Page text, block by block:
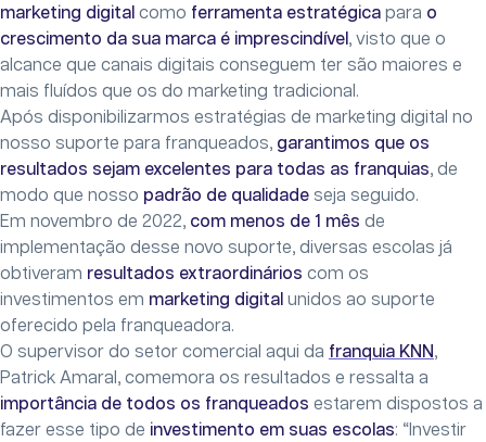
marketing digital como ferramenta estratégica para o
crescimento da sua marca é imprescindível , visto que o
alcance que canais digitais conseguem ter são maiores e
mais fluídos que os do marketing tradicional.
Após disponibilizarmos estratégias de marketing digital no
nosso suporte para franqueados, garantimos que os
resultados sejam excelentes para todas as franquias, de
modo que nosso padrão de qualidade seja seguido.
Em novembro de 2022, com menos de 1 mês de
implementação desse novo suporte, diversas escolas já
obtiveram resultados extraordinários com os
investimentos em marketing digital unidos ao suporte
oferecido pela franqueadora.
O supervisor do setor comercial aqui da franquia KNN,
Patrick Amaral, comemora os resultados e ressalta a
importância de todos os franqueados estarem dispostos a
fazer esse tipo de investimento em suas escolas: “Investir